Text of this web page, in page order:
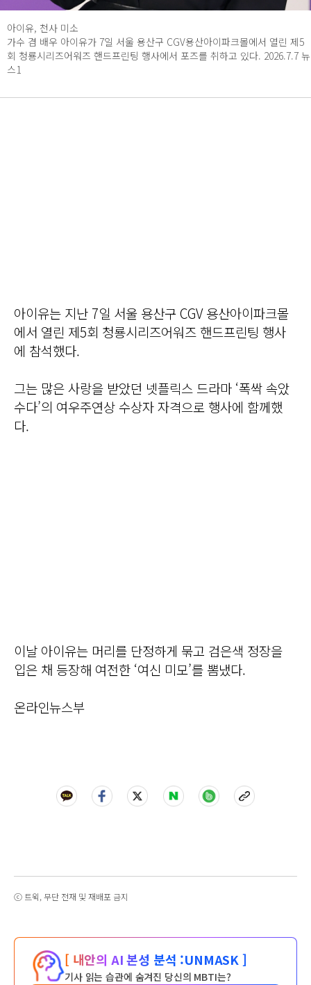
아이유, 천사 미소
가수 겸 배우 아이유가 7일 서울 용산구 CGV용산아이파크몰에서 열린 제5
회 청룡시리즈어워즈 핸드프린팅 행사에서 포즈를 취하고 있다. 2026.7.7 뉴
스1
아이유는 지난 7일 서울 용산구 CGV 용산아이파크몰
에서 열린 제5회 청룡시리즈어워즈 핸드프린팅 행사
에 참석했다.
그는 많은 사랑을 받았던 넷플릭스 드라마 ‘폭싹 속았
수다’의 여우주연상 수상자 자격으로 행사에 함께했
다.
이날 아이유는 머리를 단정하게 묶고 검은색 정장을
입은 채 등장해 여전한 ‘여신 미모’를 뽐냈다.
온라인뉴스부
ⓒ 트윅, 무단 전재 및 재배포 금지
[ 내안의 AI 본성 분석 :UNMASK ]
기사 읽는 습관에 숨겨진 당신의 MBTI는?